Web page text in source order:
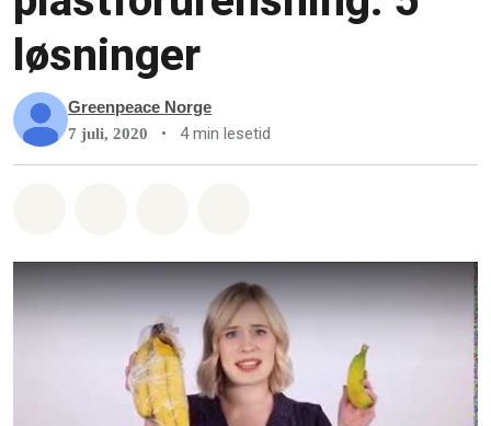
løsninger
Greenpeace Norge
7 juli, 2020 • 4 min lesetid